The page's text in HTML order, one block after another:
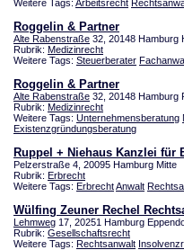
Weitere Tags: Arbeitsrecht
Roggelin & Partner
Alte Rabenstraße 32, 20148 Hamburg
Rubrik: Medizinrecht
Weitere Tags: Steuerberater
Roggelin & Partner
Alte Rabenstraße 32, 20148 Hamburg
Rubrik: Medizinrecht
Weitere Tags: Unternehmensberatung
Existenzgründungsberatung
Ruppel + Niehaus Kanzlei
Pelzerstraße 4, 20095 Hamburg Mitte
Rubrik: Erbrecht
Weitere Tags: ErbrechtAnwalt
Wülfing Zeuner Rechel
Lehmweg 17, 20251 Hamburg
Rubrik: Gesellschaftsrecht
Weitere Tags: Rechtsanwalt